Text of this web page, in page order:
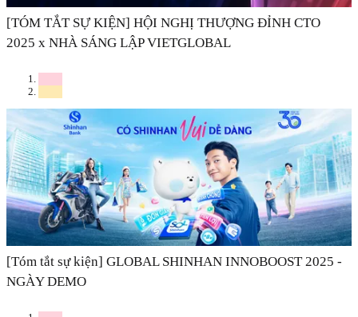
[TÓM TẮT SỰ KIỆN] HỘI NGHỊ THƯỢNG ĐỈNH CTO
2025 x NHÀ SÁNG LẬP VIETGLOBAL
[Tóm tắt sự kiện] GLOBAL SHINHAN INNOBOOST 2025 -
NGÀY DEMO